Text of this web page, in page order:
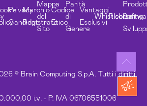
© Brain Computing S.p.A. Tutti i diritti
i.v. - P. IVA 06706551006
Privacy
Candidati
Marchio
Registrato
Mappa
del
Sito
Codice
Etico
Parità
di
Genere
Vantaggi
Esclusivi
Whistleblowing
Risorse